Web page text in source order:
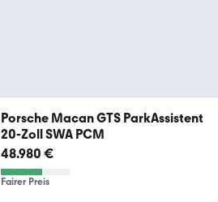
Porsche Macan GTS ParkAssistent
20-Zoll SWA PCM
48.980 €
Fairer Preis